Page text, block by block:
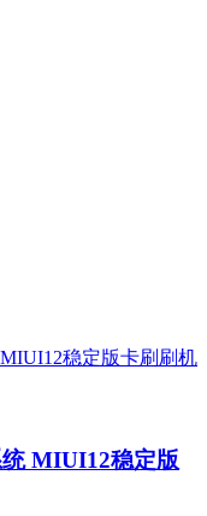
统 MIUI12稳定版